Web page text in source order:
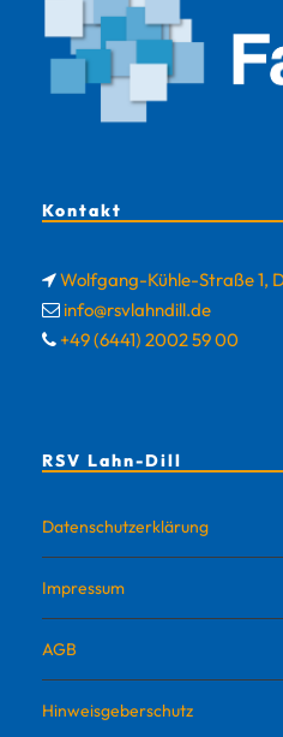
Kontakt
Wolfgang-Kühle-Straße 1,
info@rsvlahndill.de
+49 (6441) 2002 59 00
RSV Lahn-Dill
Datenschutzerklärung
Impressum
AGB
Hinweisgeberschutz